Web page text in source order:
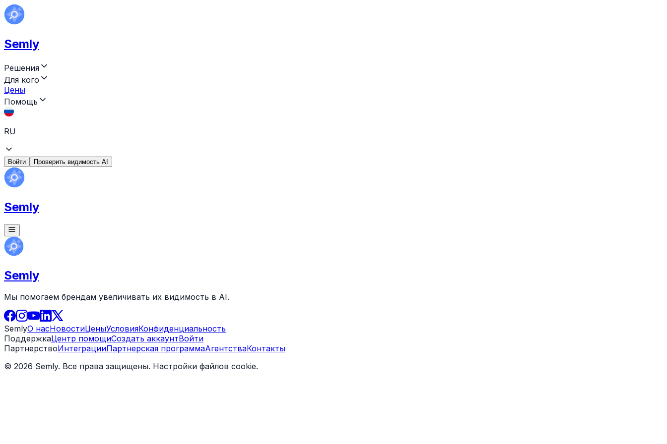
Semly
Решения
Для кого
Цены
Помощь
RU
Войти Проверить видимость AI
Semly
Semly
Мы помогаем брендам увеличивать их видимость в AI.
SemlyО насНовостиЦеныУсловияКонфиденциальность
ПоддержкаЦентр помощиСоздать аккаунтВойти
ПартнерствоИнтеграцииПартнерская программаАгентстваКонтакты
© 2026 Semly. Все права защищены. Настройки файлов cookie.